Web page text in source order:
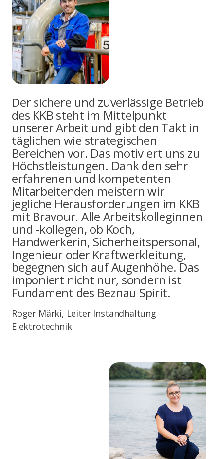
Der sichere und zuverlässige Betrieb
des KKB steht im Mittelpunkt
unserer Arbeit und gibt den Takt in
täglichen wie strategischen
Bereichen vor. Das motiviert uns zu
Höchstleistungen. Dank den sehr
erfahrenen und kompetenten
Mitarbeitenden meistern wir
jegliche Herausforderungen im KKB
mit Bravour. Alle Arbeitskolleginnen
und -kollegen, ob Koch,
Handwerkerin, Sicherheitspersonal,
Ingenieur oder Kraftwerkleitung,
begegnen sich auf Augenhöhe. Das
imponiert nicht nur, sondern ist
Fundament des Beznau Spirit.
Roger Märki, Leiter Instandhaltung
Elektrotechnik